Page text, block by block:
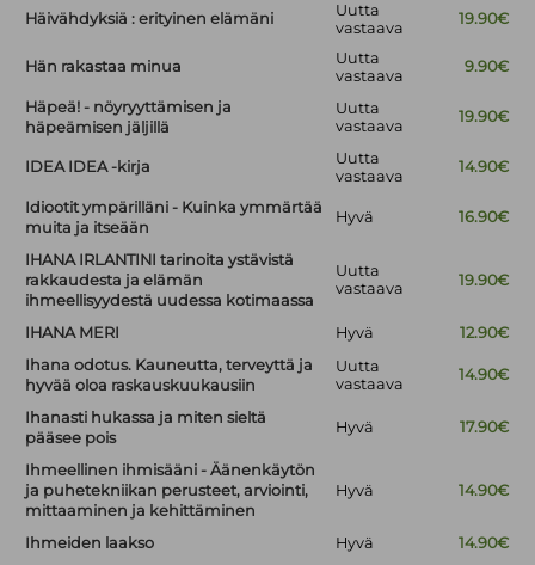
Häivähdyksiä : erityinen elämäni
Uutta
vastaava
19.90€
Hän rakastaa minua
Uutta
vastaava
9.90€
Häpeä! - nöyryyttämisen ja
häpeämisen jäljillä
Uutta
vastaava
19.90€
IDEA IDEA -kirja
Uutta
vastaava
14.90€
Idiootit ympärilläni - Kuinka ymmärtää
muita ja itseään
Hyvä 16.90€
IHANA IRLANTINI tarinoita ystävistä
rakkaudesta ja elämän
ihmeellisyydestä uudessa kotimaassa
Uutta
vastaava
19.90€
IHANA MERI Hyvä
12.90€
Ihana odotus. Kauneutta, terveyttä ja
hyvää oloa raskauskuukausiin
Uutta
vastaava
14.90€
Ihanasti hukassa ja miten sieltä
pääsee pois
Hyvä 17.90€
Ihmeellinen ihmisääni - Äänenkäytön
ja puhetekniikan perusteet, arviointi,
mittaaminen ja kehittäminen
Hyvä 14.90€
Ihmeiden laakso Hyvä
14.90€